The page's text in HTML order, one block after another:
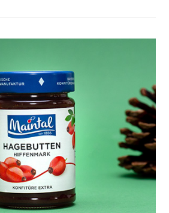
BEITRAG LESEN